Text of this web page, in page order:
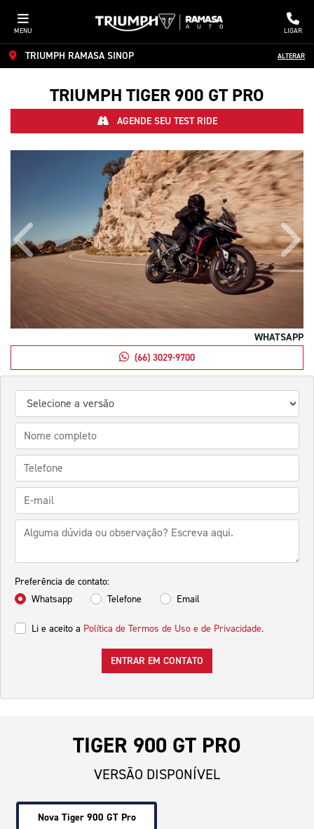
MENU LIGAR
TRIUMPH RAMASA SINOP ALTERAR
TRIUMPH TIGER 900 GT PRO
AGENDE SEU TEST RIDE
Preferência de contato:
Whatsapp
Telefone Email
Li e aceito a Política de Termos de Uso e de Privacidade.
ENTRAR EM CONTATO
Anterior
WHATSAPP
(66) 3029-9700
TIGER 900 GT PRO
VERSÃO DISPONÍVEL
Nova Tiger 900 GT Pro